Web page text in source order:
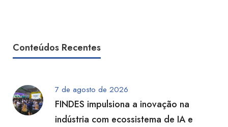
Conteúdos Recentes
7 de agosto de 2026
FINDES impulsiona a inovação na
indústria com ecossistema de IA e